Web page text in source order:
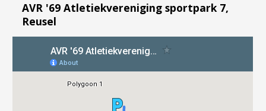
AVR '69 Atletiekvereniging sportpark 7,
Reusel